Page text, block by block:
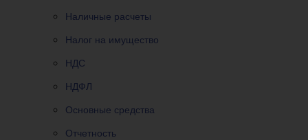
Наличные расчеты
Налог на имущество
НДС
НДФЛ
Основные средства
Отчетность